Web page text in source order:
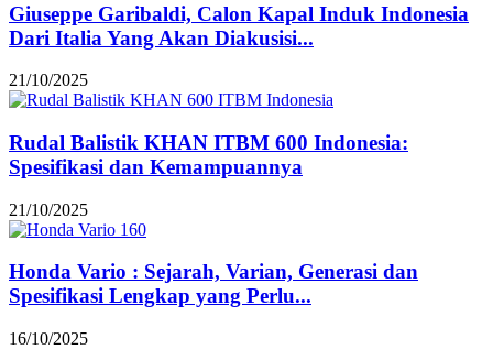
Giuseppe Garibaldi, Calon Kapal Induk Indonesia
Dari Italia Yang Akan Diakusisi...
21/10/2025
Rudal Balistik KHAN ITBM 600 Indonesia:
Spesifikasi dan Kemampuannya
21/10/2025
Honda Vario : Sejarah, Varian, Generasi dan
Spesifikasi Lengkap yang Perlu...
16/10/2025